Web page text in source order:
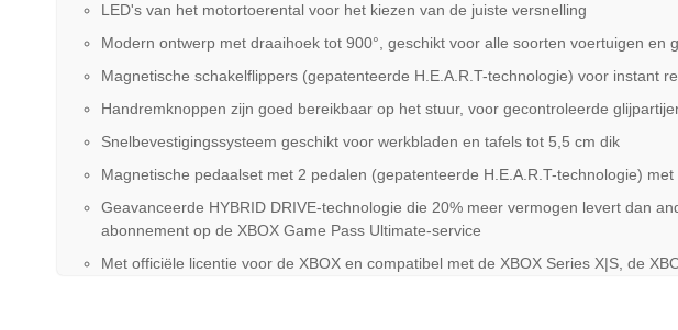
LED's van het motortoerental voor het kiezen van de juiste versnelling
Modern ontwerp met draaihoek tot 900°, geschikt voor alle soorten voertuigen en
Magnetische schakelflippers (gepatenteerde H.E.A.R.T-technologie) voor instant
Handremknoppen zijn goed bereikbaar op het stuur, voor gecontroleerde
Snelbevestigingssysteem geschikt voor werkbladen en tafels tot 5,5 cm dik
Magnetische pedaalset met 2 pedalen (gepatenteerde H.E.A.R.T-technologie)
Geavanceerde HYBRID DRIVE-technologie die 20% meer vermogen levert dan
abonnement op de XBOX Game Pass Ultimate-service
Met officiële licentie voor de XBOX en compatibel met de XBOX Series X|S, de